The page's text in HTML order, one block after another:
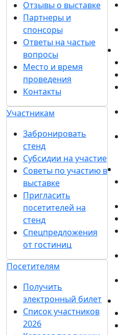
Отзывы о выставке
Партнеры и
спонсоры
Ответы на частые
вопросы
Место и время
проведения
Контакты
Участникам
Забронировать
стенд
Субсидии на участие
Советы по участию в
выставке
Пригласить
посетителей на
стенд
Спецпредложения
от гостиниц
Посетителям
Получить
электронный билет
Список участников
2026